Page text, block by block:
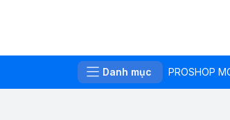
Danh mục